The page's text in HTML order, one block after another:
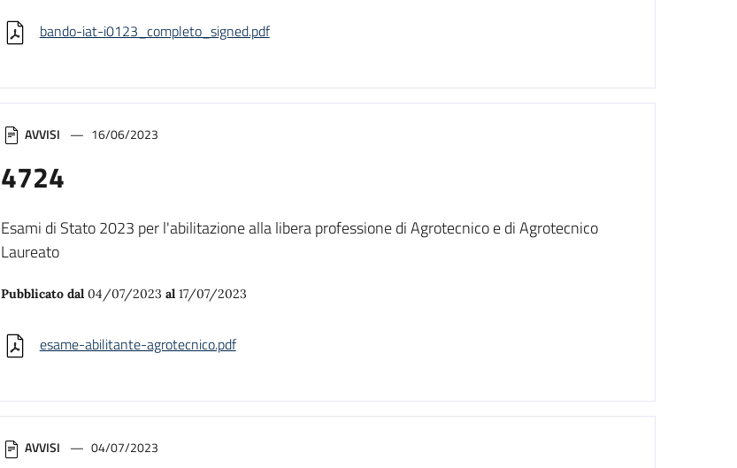
bando-iat-i0123_completo_signed.pdf
AVVISI 16/06/2023
4724
Esami di Stato 2023 per l'abilitazione alla libera professione di Agrotecnico e di Agrotecnico
Laureato
Pubblicato dal 04/07/2023 al17/07/2023
esame-abilitante-agrotecnico.pdf
AVVISI 04/07/2023